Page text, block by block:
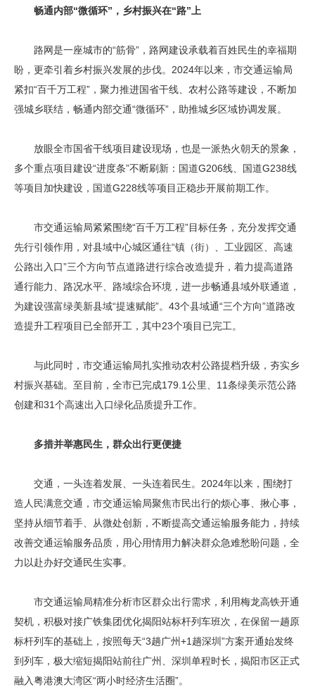
畅通内部“微循环”，乡村振兴在“路”上
路网是一座城市的“筋骨”，路网建设承载着百姓民生的幸福期
盼，更牵引着乡村振兴发展的步伐。2024年以来，市交通运输局
紧扣“百千万工程”，聚力推进国省干线、农村公路等建设，不断加
强城乡联结，畅通内部交通“微循环”，助推城乡区域协调发展。
放眼全市国省干线项目建设现场，也是一派热火朝天的景象，
多个重点项目建设“进度条”不断刷新：国道G206线、国道G238线
等项目加快建设，国道G228线等项目正稳步开展前期工作。
市交通运输局紧紧围绕“百千万工程”目标任务，充分发挥交通
先行引领作用，对县域中心城区通往“镇（街）、工业园区、高速
公路出入口”三个方向节点道路进行综合改造提升，着力提高道路
通行能力、路况水平、路域综合环境，进一步畅通县域外联通道，
为建设强富绿美新县域“提速赋能”。43个县域通“三个方向”道路改
造提升工程项目已全部开工，其中23个项目已完工。
与此同时，市交通运输局扎实推动农村公路提档升级，夯实乡
村振兴基础。至目前，全市已完成179.1公里、11条绿美示范公路
创建和31个高速出入口绿化品质提升工作。
多措并举惠民生，群众出行更便捷
交通，一头连着发展、一头连着民生。2024年以来，围绕打
造人民满意交通，市交通运输局聚焦市民出行的烦心事、揪心事，
坚持从细节着手、从微处创新，不断提高交通运输服务能力，持续
改善交通运输服务品质，用心用情用力解决群众急难愁盼问题，全
力以赴办好交通民生实事。
市交通运输局精准分析市区群众出行需求，利用梅龙高铁开通
契机，积极对接广铁集团优化揭阳站标杆列车班次，在保留一趟原
标杆列车的基础上，按照每天“3趟广州+1趟深圳”方案开通始发终
到列车，极大缩短揭阳站前往广州、深圳单程时长，揭阳市区正式
融入粤港澳大湾区“两小时经济生活圈”。